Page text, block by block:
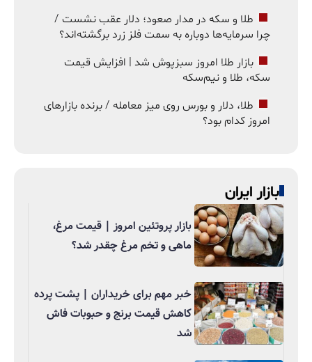
طلا و سکه در مدار صعود؛ دلار عقب نشست /
چرا سرمایه‌ها دوباره به سمت فلز زرد برگشته‌اند؟
بازار طلا امروز سبزپوش شد | افزایش قیمت
سکه، طلا و نیم‌سکه
طلا، دلار و بورس روی میز معامله / برنده بازارهای
امروز کدام بود؟
بازار ایران
بازار پروتئین امروز | قیمت مرغ،
ماهی و تخم مرغ چقدر شد؟
خبر مهم برای خریداران | پشت پرده
کاهش قیمت برنج و حبوبات فاش
شد